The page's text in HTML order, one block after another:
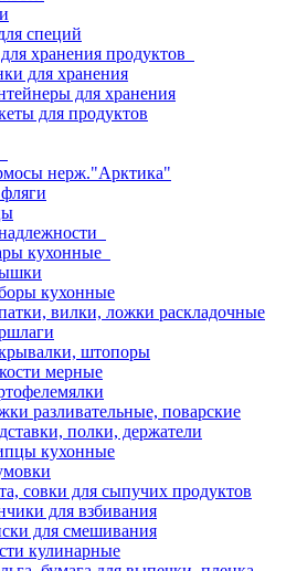
специй
хранения продуктов
для хранения
для хранения
для продуктов
нерж."Арктика"
кухонные
кухонные
вилки, ложки раскладочные
штопоры
мерные
разливательные, поварские
полки, держатели
кухонные
совки для сыпучих продуктов
для взбивания
для смешивания
кулинарные